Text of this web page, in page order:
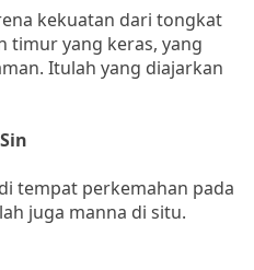
kekuatan dari tongkat
timur yang keras, yang
Itulah yang diajarkan
tempat perkemahan pada
juga manna di situ.